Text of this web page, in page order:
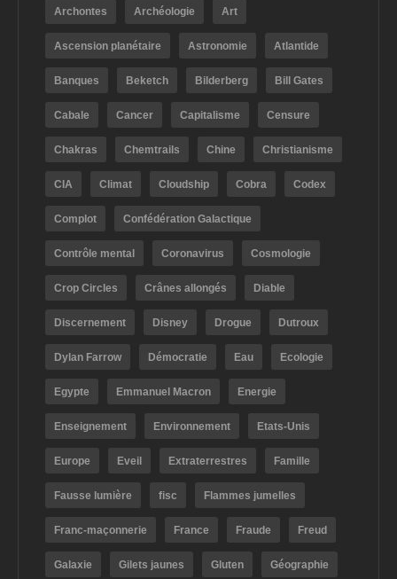
Archontes Archéologie Art
Ascension planétaire Astronomie Atlantide
Banques Beketch Bilderberg Bill Gates
Cabale Cancer Capitalisme Censure
Chakras Chemtrails Chine Christianisme
CIA Climat Cloudship Cobra Codex
Complot Confédération Galactique
Contrôle mental Coronavirus Cosmologie
Crop Circles Crânes allongés Diable
Discernement Disney Drogue Dutroux
Dylan Farrow Démocratie Eau Ecologie
Egypte Emmanuel Macron Energie
Enseignement Environnement Etats-Unis
Europe Eveil Extraterrestres Famille
Fausse lumière fisc Flammes jumelles
Franc-maçonnerie France Fraude Freud
Galaxie Gilets jaunes Gluten Géographie